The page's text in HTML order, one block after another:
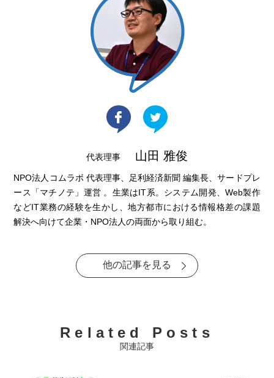
代表理事 山田 雅俊
NPO法人コムラボ 代表理事、足利経済新聞 編集長、サードプレ
ース「マチノテ」運営 。生業はIT系。システム開発、Web製作
などIT業務の経験を生かし、地方都市における情報格差の課題
解決へ向けて企業・NPO法人の両面から取り組む。
他の記事を見る
Related Posts
関連記事